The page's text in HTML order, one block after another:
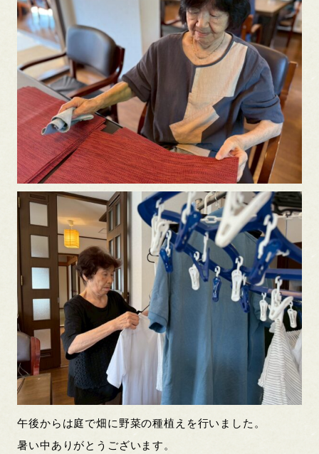
午後からは庭で畑に野菜の種植えを行いました。
暑い中ありがとうございます。